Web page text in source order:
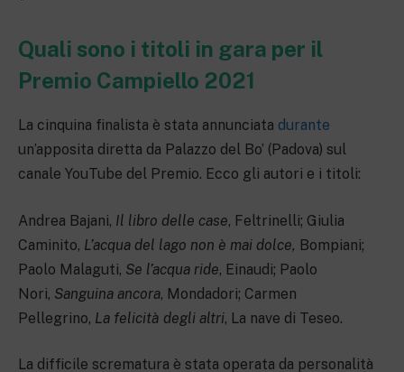
Quali sono i titoli in gara per il
Premio Campiello 2021
La cinquina finalista è stata annunciata durante
un’apposita diretta da Palazzo del Bo’ (Padova) sul
canale YouTube del Premio. Ecco gli autori e i titoli:
Andrea Bajani, Il libro delle case, Feltrinelli; Giulia
Caminito, L’acqua del lago non è mai dolce, Bompiani;
Paolo Malaguti, Se l’acqua ride, Einaudi; Paolo
Nori, Sanguina ancora, Mondadori; Carmen
Pellegrino, La felicità degli altri, La nave di Teseo.
La difficile scrematura è stata operata da personalità